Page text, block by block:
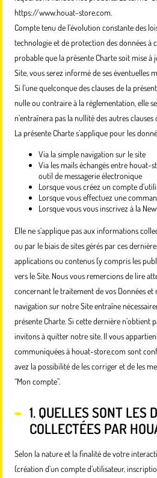
https://www.houat-store.com.
Compte tenu de l’évolution constante des
technologie et de protection des données à
probable que la présente Charte soit mise à
Site, vous serez informé de ses éventuelles
Si l’une quelconque des clauses de la
nulle ou contraire à la réglementation, elle
n’entraînera pas la nullité des autres clauses
La présente Charte s’applique pour les
Via la simple navigation sur le site
Via les mails échangés entre houat-
outil de messagerie électronique
Lorsque vous créez un compte
Lorsque vous effectuez une
Lorsque vous vous inscrivez à la
Elle ne s’applique pas aux informations
ou par le biais de sites gérés par ces
applications ou contenus (y compris les
vers le Site. Nous vous remercions de lire
concernant le traitement de vos Données
navigation sur notre Site entraîne
présente Charte. Si cette dernière n’obtient
invitons à quitter notre site. Il vous
communiquées à houat-store.com sont
avez la possibilité de les corriger et de les
“Mon compte”.
1. QUELLES SONT LES
COLLECTÉES PAR
Selon la nature et la finalité de votre
(création d’un compte d’utilisateur,